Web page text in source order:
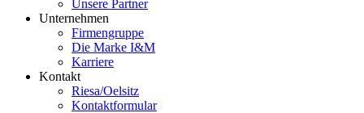
Unsere Partner
Unternehmen
Firmengruppe
Die Marke I&M
Karriere
Kontakt
Riesa/Oelsitz
Kontaktformular